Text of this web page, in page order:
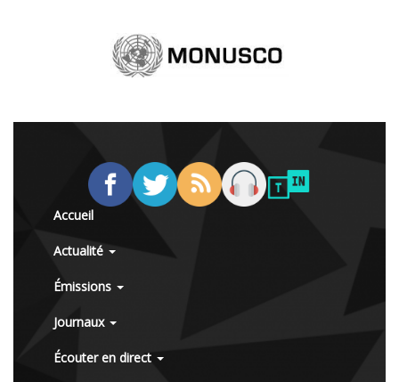
Accueil
Actualité
Émissions
Journaux
Écouter en direct